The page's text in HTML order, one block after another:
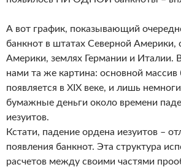
А вот график, показывающий
банкнот в штатах Северной Америки,
Америки, землях Германии и Италии.
нами та же картина: основной массив
появляется в XIX веке, и лишь
бумажные деньги около времени
иезуитов.
Кстати, падение ордена иезуитов –
появления банкнот. Эта структура
расчетов между своими частями